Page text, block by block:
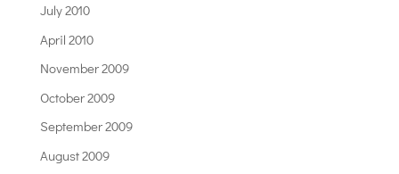
July 2010
April 2010
November 2009
October 2009
September 2009
August 2009